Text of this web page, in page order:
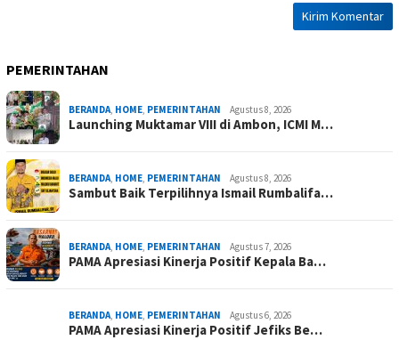
PEMERINTAHAN
BERANDA, HOME, PEMERINTAHAN Agustus 8, 2026
Launching Muktamar VIII di Ambon, ICMI M…
BERANDA, HOME, PEMERINTAHAN Agustus 8, 2026
Sambut Baik Terpilihnya Ismail Rumbalifa…
BERANDA, HOME, PEMERINTAHAN Agustus 7, 2026
PAMA Apresiasi Kinerja Positif Kepala Ba…
BERANDA, HOME, PEMERINTAHAN Agustus 6, 2026
PAMA Apresiasi Kinerja Positif Jefiks Be…